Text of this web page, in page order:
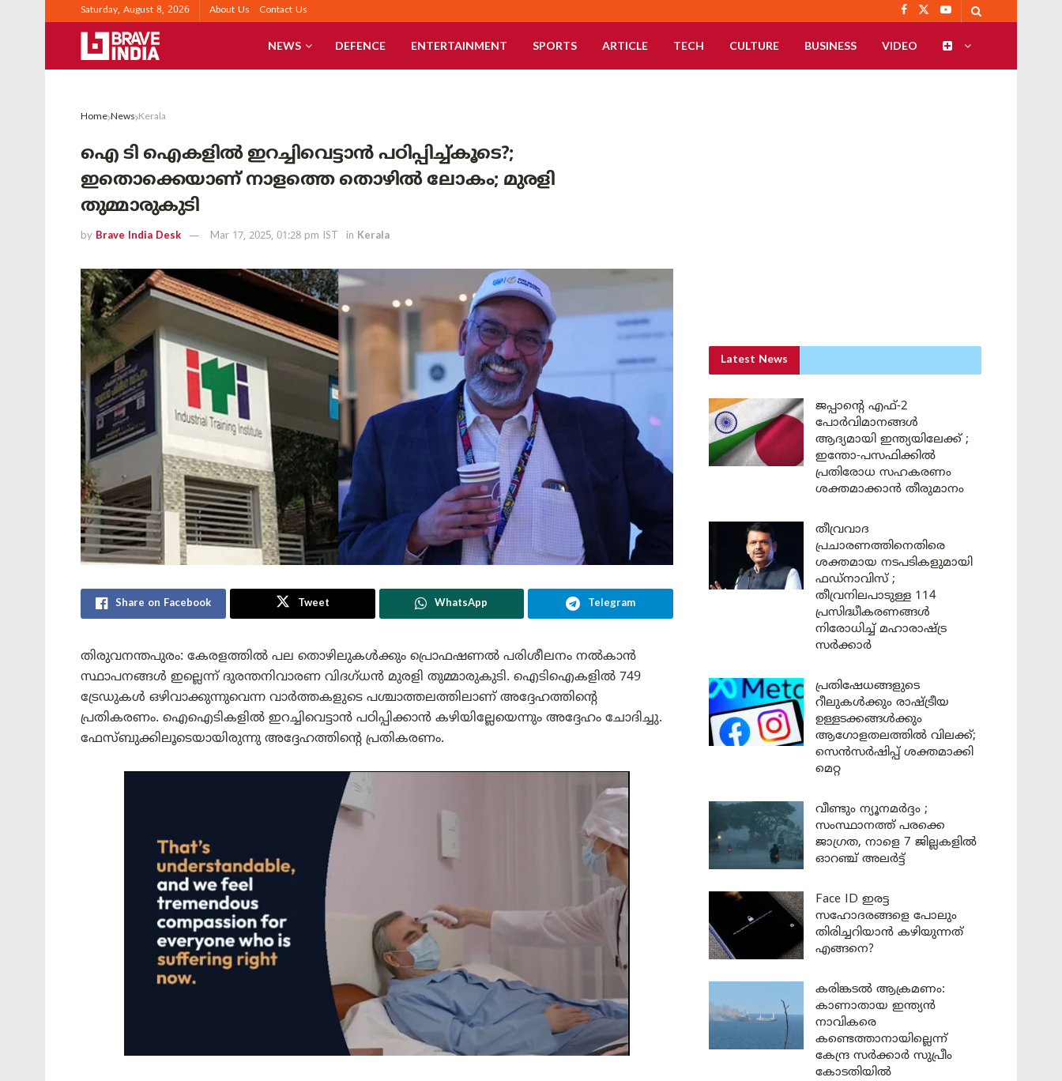
Saturday, August 8, 2026 About Us Contact Us
NEWS DEFENCE ENTERTAINMENT SPORTS ARTICLE TECH CULTURE BUSINESS VIDEO
Home News Kerala
ഐ ടി ഐകളിൽ ഇറച്ചിവെട്ടാൻ പഠിപ്പിച്ച്കൂടെ?;
ഇതൊക്കെയാണ് നാളത്തെ തൊഴിൽ ലോകം; മുരളി
തുമ്മാരുകുടി
by Brave India Desk Mar 17, 2025, 01:28 pm IST in Kerala
Share on Facebook Tweet WhatsApp Telegram
തിരുവനന്തപുരം: കേരളത്തിൽ പല തൊഴിലുകൾക്കും പ്രൊഫഷണൽ പരിശീലനം നൽകാൻ
സ്ഥാപനങ്ങൾ ഇല്ലെന്ന് ദുരന്തനിവാരണ വിദഗ്ധൻ മുരളി തുമ്മാരുകുടി. ഐടിഐകളിൽ 749
ട്രേഡുകൾ ഒഴിവാക്കുന്നുവെന്ന വാർത്തകളുടെ പശ്ചാത്തലത്തിലാണ് അദ്ദേഹത്തിന്റെ
പ്രതികരണം. ഐഐടികളിൽ ഇറച്ചിവെട്ടാൻ പഠിപ്പിക്കാൻ കഴിയില്ലേയെന്നും അദ്ദേഹം ചോദിച്ചു.
ഫേസ്ബുക്കിലൂടെയായിരുന്നു അദ്ദേഹത്തിന്റെ പ്രതികരണം.
Latest News
ജപ്പാന്റെ എഫ്-2
പോർവിമാനങ്ങൾ
ആദ്യമായി ഇന്ത്യയിലേക്ക് ;
ഇന്തോ-പസഫിക്കിൽ
പ്രതിരോധ സഹകരണം
ശക്തമാക്കാൻ തീരുമാനം
തീവ്രവാദ
പ്രചാരണത്തിനെതിരെ
ശക്തമായ നടപടികളുമായി
ഫഡ്നാവിസ് ;
തീവ്രനിലപാടുള്ള 114
പ്രസിദ്ധീകരണങ്ങൾ
നിരോധിച്ച് മഹാരാഷ്ട്ര
സർക്കാർ
പ്രതിഷേധങ്ങളുടെ
റീലുകൾക്കും രാഷ്ട്രീയ
ഉള്ളടക്കങ്ങൾക്കും
ആഗോളതലത്തിൽ വിലക്ക്;
സെൻസർഷിപ്പ് ശക്തമാക്കി
മെറ്റ
വീണ്ടും ന്യൂനമർദ്ദം ;
സംസ്ഥാനത്ത് പരക്കെ
ജാഗ്രത, നാളെ 7 ജില്ലകളിൽ
ഓറഞ്ച് അലർട്ട്
Face ID ഇരട്ട
സഹോദരങ്ങളെ പോലും
തിരിച്ചറിയാൻ കഴിയുന്നത്
എങ്ങനെ?
കരിങ്കടൽ ആക്രമണം:
കാണാതായ ഇന്ത്യൻ
നാവികരെ
കണ്ടെത്താനായില്ലെന്ന്
കേന്ദ്ര സർക്കാർ സുപ്രീം
കോടതിയിൽ